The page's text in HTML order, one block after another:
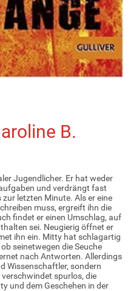
B.
Jugendlicher. Er hat weder
und verdrängt fast
letzten Minute. Als er eine
muss, ergreift ihn die
findet er einen Umschlag, auf
sei. Neugierig öffnet er
ihn ein. Mitty hat schlagartig
seinetwegen die Seuche
nach Antworten. Allerdings
Wissenschaftler, sondern
spurlos, die
und dem Geschehen in der